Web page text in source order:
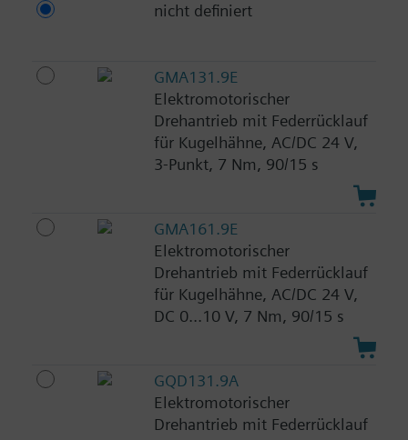
nicht definiert
GMA131.9E
Elektromotorischer
Drehantrieb mit Federrücklauf
für Kugelhähne, AC/DC 24 V,
3-Punkt, 7 Nm, 90/15 s
GMA161.9E
Elektromotorischer
Drehantrieb mit Federrücklauf
für Kugelhähne, AC/DC 24 V,
DC 0...10 V, 7 Nm, 90/15 s
GQD131.9A
Elektromotorischer
Drehantrieb mit Federrücklauf